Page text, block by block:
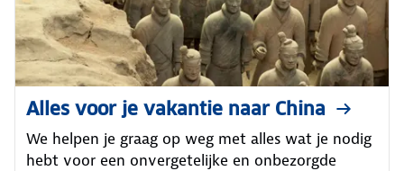
Alles voor je vakantie naar China
We helpen je graag op weg met alles wat je nodig
hebt voor een onvergetelijke en onbezorgde